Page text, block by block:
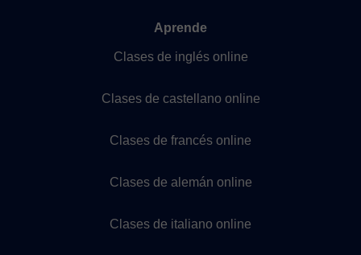
Aprende
Clases de inglés online
Clases de castellano online
Clases de francés online
Clases de alemán online
Clases de italiano online